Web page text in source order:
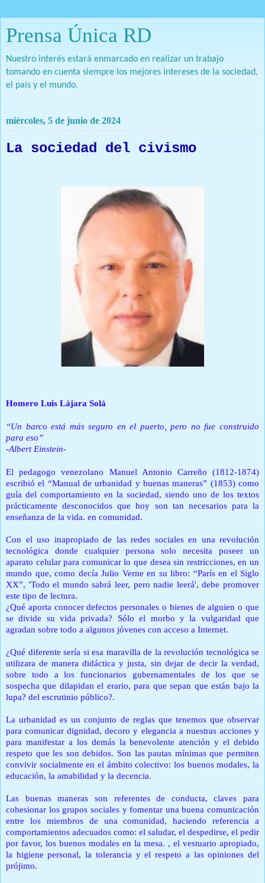
Prensa Única RD
Nuestro interés estará enmarcado en realizar un trabajo
tomando en cuenta siempre los mejores intereses de la sociedad,
el país y el mundo.
miércoles, 5 de junio de 2024
La sociedad del civismo
Homero Luis Lájara Solá
“Un barco está más seguro en el puerto, pero no fue construido
para eso”
-Albert Einstein-
El pedagogo venezolano Manuel Antonio Carreño (1812-1874)
escribió el “Manual de urbanidad y buenas maneras” (1853) como
guía del comportamiento en la sociedad, siendo uno de los textos
prácticamente desconocidos que hoy son tan necesarios para la
enseñanza de la vida. en comunidad.
Con el uso inapropiado de las redes sociales en una revolución
tecnológica donde cualquier persona solo necesita poseer un
aparato celular para comunicar lo que desea sin restricciones, en un
mundo que, como decía Julio Verne en su libro: “París en el Siglo
XX”, 'Todo el mundo sabrá leer, pero nadie leerá', debe promover
este tipo de lectura.
¿Qué aporta conocer defectos personales o bienes de alguien o que
se divide su vida privada? Sólo el morbo y la vulgaridad que
agradan sobre todo a algunos jóvenes con acceso a Internet.
¿Qué diferente sería si esa maravilla de la revolución tecnológica se
utilizara de manera didáctica y justa, sin dejar de decir la verdad,
sobre todo a los funcionarios gubernamentales de los que se
sospecha que dilapidan el erario, para que sepan que están bajo la
lupa? del escrutinio público?.
La urbanidad es un conjunto de reglas que tenemos que observar
para comunicar dignidad, decoro y elegancia a nuestras acciones y
para manifestar a los demás la benevolente atención y el debido
respeto que les son debidos. Son las pautas mínimas que permiten
convivir socialmente en el ámbito colectivo: los buenos modales, la
educación, la amabilidad y la decencia.
Las buenas maneras son referentes de conducta, claves para
cohesionar los grupos sociales y fomentar una buena comunicación
entre los miembros de una comunidad, haciendo referencia a
comportamientos adecuados como: el saludar, el despedirse, el pedir
por favor, los buenos modales en la mesa. , el vestuario apropiado,
la higiene personal, la tolerancia y el respeto a las opiniones del
prójimo.